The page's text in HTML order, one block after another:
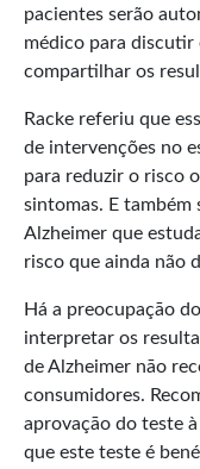
pacientes serão
médico para discutir
compartilhar os
Racke referiu que
de intervenções no
para reduzir o risco
sintomas. E também
Alzheimer que
risco que ainda não
Há a preocupaçāo
interpretar os
de Alzheimer nāo
consumidores.
aprovaçāo do teste
que este teste é